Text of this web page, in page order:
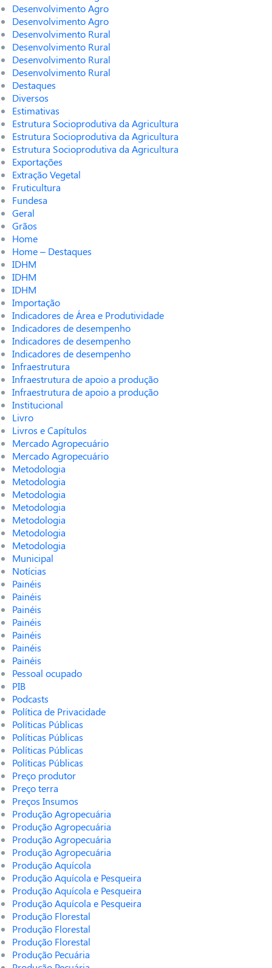
Desenvolvimento Agro
Desenvolvimento Agro
Desenvolvimento Rural
Desenvolvimento Rural
Desenvolvimento Rural
Desenvolvimento Rural
Destaques
Diversos
Estimativas
Estrutura Socioprodutiva da Agricultura
Estrutura Socioprodutiva da Agricultura
Estrutura Socioprodutiva da Agricultura
Exportações
Extração Vegetal
Fruticultura
Fundesa
Geral
Grãos
Home
Home – Destaques
IDHM
IDHM
IDHM
Importação
Indicadores de Área e Produtividade
Indicadores de desempenho
Indicadores de desempenho
Indicadores de desempenho
Infraestrutura
Infraestrutura de apoio a produção
Infraestrutura de apoio a produção
Institucional
Livro
Livros e Capítulos
Mercado Agropecuário
Mercado Agropecuário
Metodologia
Metodologia
Metodologia
Metodologia
Metodologia
Metodologia
Metodologia
Municipal
Notícias
Painéis
Painéis
Painéis
Painéis
Painéis
Painéis
Painéis
Pessoal ocupado
PIB
Podcasts
Política de Privacidade
Políticas Públicas
Políticas Públicas
Políticas Públicas
Políticas Públicas
Preço produtor
Preço terra
Preços Insumos
Produção Agropecuária
Produção Agropecuária
Produção Agropecuária
Produção Agropecuária
Produção Aquícola
Produção Aquícola e Pesqueira
Produção Aquícola e Pesqueira
Produção Aquícola e Pesqueira
Produção Florestal
Produção Florestal
Produção Florestal
Produção Pecuária